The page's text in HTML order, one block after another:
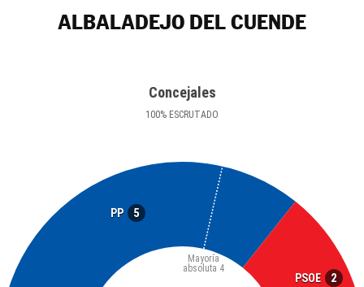
ALBALADEJO DEL CUENDE
Concejales
100% ESCRUTADO
PP 5
PSOE 2
Mayoría
absoluta 4